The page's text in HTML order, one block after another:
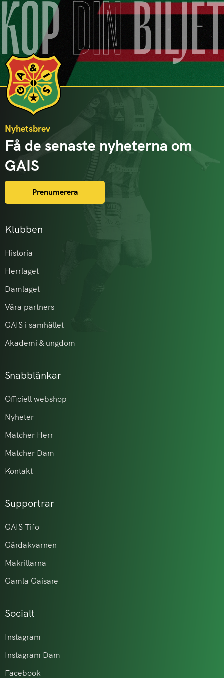
KÖPDIN
Klubben
Historia
Herrlaget
Damlaget
Våra partners
GAIS i samhället
Akademi & ungdom
Snabblänkar
Officiell webshop
Nyheter
Matcher Herr
Matcher Dam
Kontakt
Supportrar
GAIS Tifo
Gårdakvarnen
Makrillarna
Gamla Gaisare
Socialt
Instagram
Instagram Dam
Facebook
Nyhetsbrev
Få de senaste nyheterna om
GAIS
Prenumerera